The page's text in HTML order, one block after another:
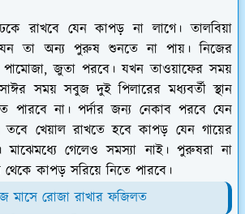
রাখবে যেন কাপড় না লাগে। তালবিয়া
তা অন্য পুরুষ শুনতে না পায়। নিজের
পামোজা, জুতা পরবে। যখন তাওয়াফের সময়
সময় সবুজ দুই পিলারের মধ্যবর্তী স্থান
পারবে না। পর্দার জন্য নেকাব পরবে যেন
তবে খেয়াল রাখতে হবে কাপড় যেন গায়ের
মাঝেমধ্যে গেলেও সমস্যা নাই। পুরুষরা না
কাপড় সরিয়ে নিতে পারবে।
মাসে রোজা রাখার ফজিলত